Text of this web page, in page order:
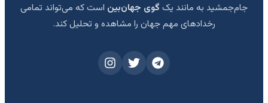
جام‌جمشید به مانند یک گوی جهان‌بین است که می‌تواند تمامی
رخدادهای مهم جهان را مشاهده و تحلیل کند.